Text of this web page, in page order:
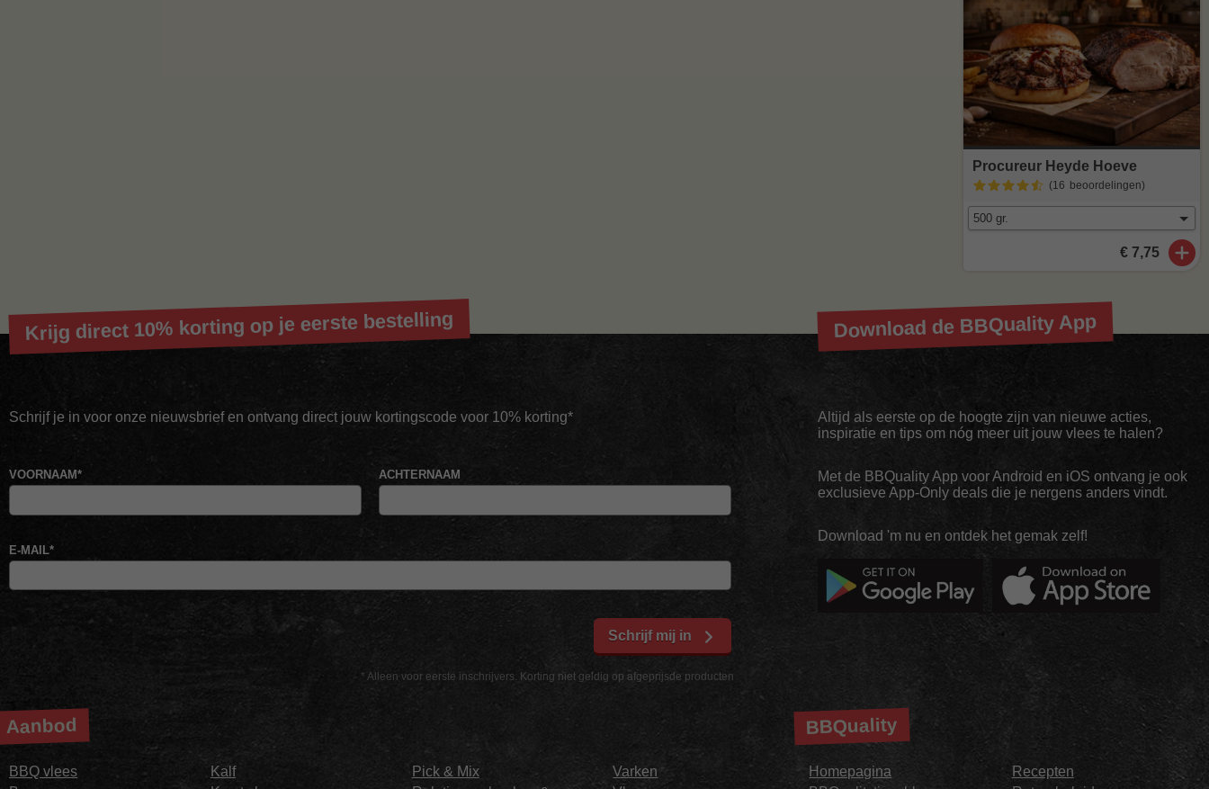
Procureur Heyde Hoeve
(16 beoordelingen)
€ 7,75
Krijg direct 10% korting op je eerste bestelling
Schrijf je in voor onze nieuwsbrief en ontvang direct jouw kortingscode voor 10% korting*
* Alleen voor eerste inschrijvers. Korting niet geldig op afgeprijsde producten
VOORNAAM* ACHTERNAAM
E-MAIL*
Schrijf mij in
Download de BBQuality App
Altijd als eerste op de hoogte zijn van nieuwe acties,
inspiratie en tips om nóg meer uit jouw vlees te halen?
Met de BBQuality App voor Android en iOS ontvang je ook
exclusieve App-Only deals die je nergens anders vindt.
Download 'm nu en ontdek het gemak zelf!
Aanbod
BBQ vlees
Kalf
Pick & Mix
Varken
BBQuality
Homepagina
Recepten